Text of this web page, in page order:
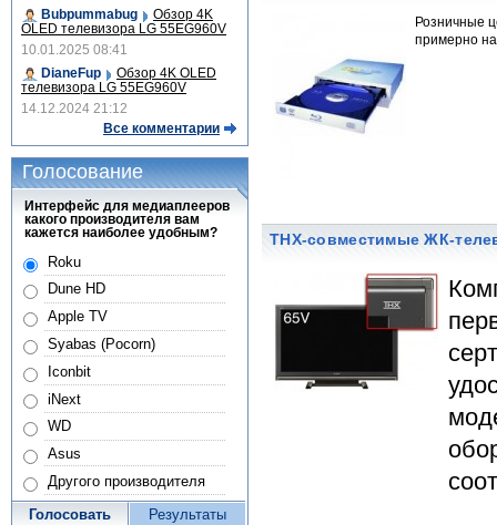
Розничные
примерно
THX-совместимые ЖК-
Bubpummabug
Обзор 4K
OLED телевизора LG 55EG960V
10.01.2025 08:41
DianeFup
Обзор 4K OLED
телевизора LG 55EG960V
14.12.2024 21:12
Все комментарии
Голосование
Интерфейс для медиаплееров
какого производителя вам
кажется наиболее удобным?
Roku
Dune HD
Apple TV
Syabas (Pocorn)
Iconbit
iNext
WD
Asus
Другого производителя
Голосовать Результаты